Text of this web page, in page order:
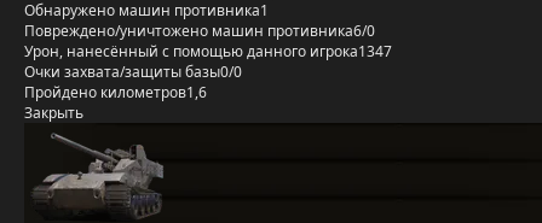
Обнаружено машин противника1
Повреждено/уничтожено машин противника6/0
Урон, нанесённый с помощью данного игрока1347
Очки захвата/защиты базы0/0
Пройдено километров1,6
Закрыть